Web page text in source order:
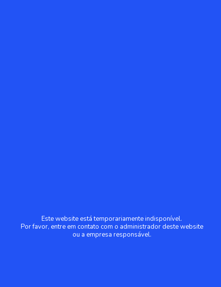
Este website está temporariamente indisponível.
Por favor, entre em contato com o administrador deste website
ou a empresa responsável.